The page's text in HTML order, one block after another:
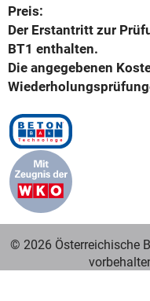
Preis:
Der Erstantritt zur
BT1 enthalten.
Die angegebenen
© 2026 Österreichische